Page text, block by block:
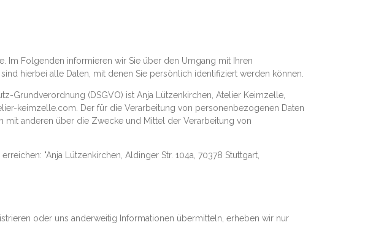
Im Folgenden informieren wir Sie über den Umgang mit Ihren
hierbei alle Daten, mit denen Sie persönlich identifiziert werden können.
Grundverordnung (DSGVO) ist Anja Lützenkirchen, Atelier Keimzelle,
keimzelle.com. Der für die Verarbeitung von personenbezogenen Daten
anderen über die Zwecke und Mittel der Verarbeitung von
"Anja Lützenkirchen, Aldinger Str. 104a, 70378 Stuttgart,
oder uns anderweitig Informationen übermitteln, erheben wir nur